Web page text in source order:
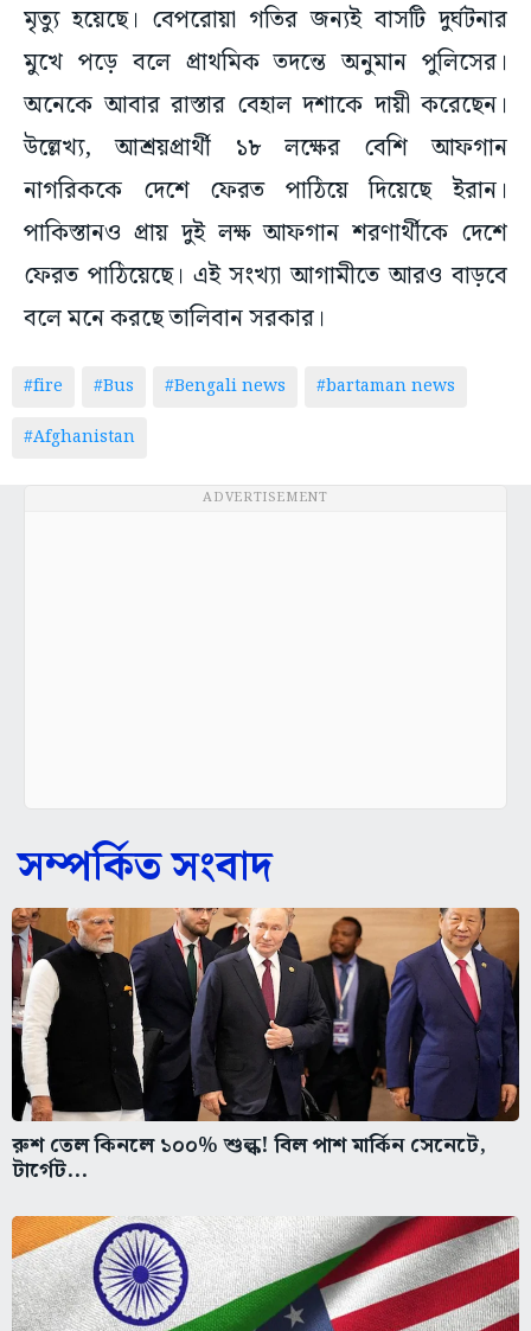
মৃত্যু হয়েছে। বেপরোয়া গতির জন্যই বাসটি দুর্ঘটনার
মুখে পড়ে বলে প্রাথমিক তদন্তে অনুমান পুলিসের।
অনেকে আবার রাস্তার বেহাল দশাকে দায়ী করেছেন।
উল্লেখ্য, আশ্রয়প্রার্থী ১৮ লক্ষের বেশি আফগান
নাগরিককে দেশে ফেরত পাঠিয়ে দিয়েছে ইরান।
পাকিস্তানও প্রায় দুই লক্ষ আফগান শরণার্থীকে দেশে
ফেরত পাঠিয়েছে। এই সংখ্যা আগামীতে আরও বাড়বে
বলে মনে করছে তালিবান সরকার।
#fire #Bus #Bengali news
#bartaman news
#Afghanistan
ADVERTISEMENT
সম্পর্কিত সংবাদ
রুশ তেল কিনলে ১০০% শুল্ক! বিল পাশ মার্কিন সেনেটে,
টার্গেট...